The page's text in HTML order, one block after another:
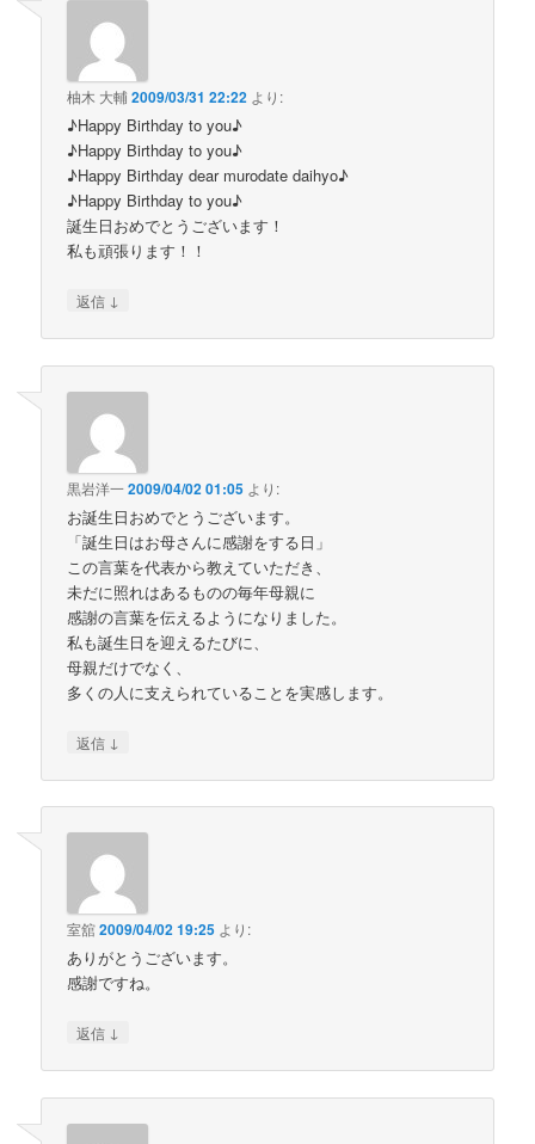
柚木 大輔2009/03/31 22:22 より:
♪Happy Birthday to you♪
♪Happy Birthday to you♪
♪Happy Birthday dear murodate daihyo♪
♪Happy Birthday to you♪
誕生日おめでとうございます！
私も頑張ります！！
返信 ↓
黒岩洋一2009/04/02 01:05 より:
お誕生日おめでとうございます。
「誕生日はお母さんに感謝をする日」
この言葉を代表から教えていただき、
未だに照れはあるものの毎年母親に
感謝の言葉を伝えるようになりました。
私も誕生日を迎えるたびに、
母親だけでなく、
多くの人に支えられていることを実感します。
返信 ↓
室舘2009/04/02 19:25 より:
ありがとうございます。
感謝ですね。
返信 ↓